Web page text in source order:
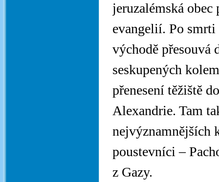
jeruzalémská
evangelií. Po smrti
východě přesouvá
seskupených
přenesení těžiště
Alexandrie. Tam
nejvýznamnějších
poustevníci –
z Gazy.